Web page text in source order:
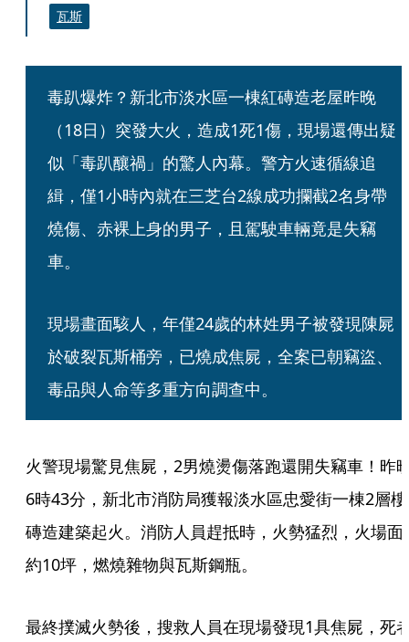
瓦斯
毒趴爆炸？新北市淡水區一棟紅磚造老屋昨晚
（18日）突發大火，造成1死1傷，現場還傳出疑
似「毒趴釀禍」的驚人內幕。警方火速循線追
緝，僅1小時內就在三芝台2線成功攔截2名身帶
燒傷、赤裸上身的男子，且駕駛車輛竟是失竊
車。
現場畫面駭人，年僅24歲的林姓男子被發現陳屍
於破裂瓦斯桶旁，已燒成焦屍，全案已朝竊盜、
毒品與人命等多重方向調查中。
火警現場驚見焦屍，2男燒燙傷落跑還開失竊車！昨
6時43分，新北市消防局獲報淡水區忠愛街一棟2層樓
磚造建築起火。消防人員趕抵時，火勢猛烈，火場面
約10坪，燃燒雜物與瓦斯鋼瓶。
最終撲滅火勢後，搜救人員在現場發現1具焦屍，死